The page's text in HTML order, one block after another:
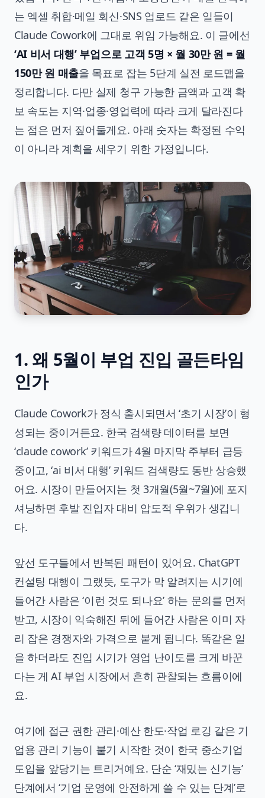
는 엑셀 취합·메일 회신·SNS 업로드 같은 일들이
Claude Cowork에 그대로 위임 가능해요. 이 글에선
‘AI 비서 대행’ 부업으로 고객 5명 × 월 30만 원 = 월
150만 원 매출을 목표로 잡는 5단계 실전 로드맵을
정리합니다. 다만 실제 청구 가능한 금액과 고객 확
보 속도는 지역·업종·영업력에 따라 크게 달라진다
는 점은 먼저 짚어둘게요. 아래 숫자는 확정된 수익
이 아니라 계획을 세우기 위한 가정입니다.
1. 왜 5월이 부업 진입 골든타임
인가
Claude Cowork가 정식 출시되면서 ‘초기 시장’이 형
성되는 중이거든요. 한국 검색량 데이터를 보면
‘claude cowork’ 키워드가 4월 마지막 주부터 급등
중이고, ‘ai 비서 대행’ 키워드 검색량도 동반 상승했
어요. 시장이 만들어지는 첫 3개월(5월~7월)에 포지
셔닝하면 후발 진입자 대비 압도적 우위가 생깁니
다.
앞선 도구들에서 반복된 패턴이 있어요. ChatGPT
컨설팅 대행이 그랬듯, 도구가 막 알려지는 시기에
들어간 사람은 ‘이런 것도 되나요’ 하는 문의를 먼저
받고, 시장이 익숙해진 뒤에 들어간 사람은 이미 자
리 잡은 경쟁자와 가격으로 붙게 됩니다. 똑같은 일
을 하더라도 진입 시기가 영업 난이도를 크게 바꾼
다는 게 AI 부업 시장에서 흔히 관찰되는 흐름이에
요.
여기에 접근 권한 관리·예산 한도·작업 로깅 같은 기
업용 관리 기능이 붙기 시작한 것이 한국 중소기업
도입을 앞당기는 트리거예요. 단순 ‘재밌는 신기능’
단계에서 ‘기업 운영에 안전하게 쓸 수 있는 단계’로